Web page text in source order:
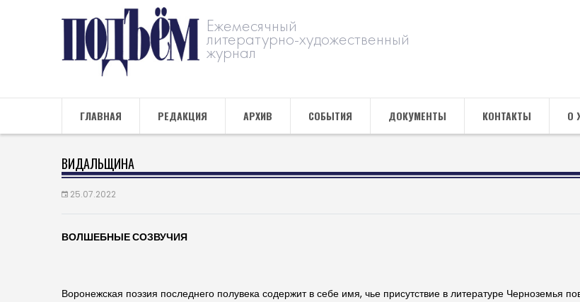
Ежемесячный
литературно-художественный
журнал
ГЛАВНАЯ РЕДАКЦИЯ АРХИВ СОБЫТИЯ ДОКУМЕНТЫ КОНТАКТЫ О
ВИДАЛЬЩИНА
25.07.2022
ВОЛШЕБНЫЕ СОЗВУЧИЯ
Воронежская поэзия последнего полувека содержит в себе имя, чье присутствие в литературе Черноземья